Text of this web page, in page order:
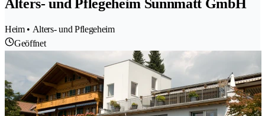
Alters- und Pflegeheim Sunnmatt GmbH
Heim • Alters- und Pflegeheim
Geöffnet